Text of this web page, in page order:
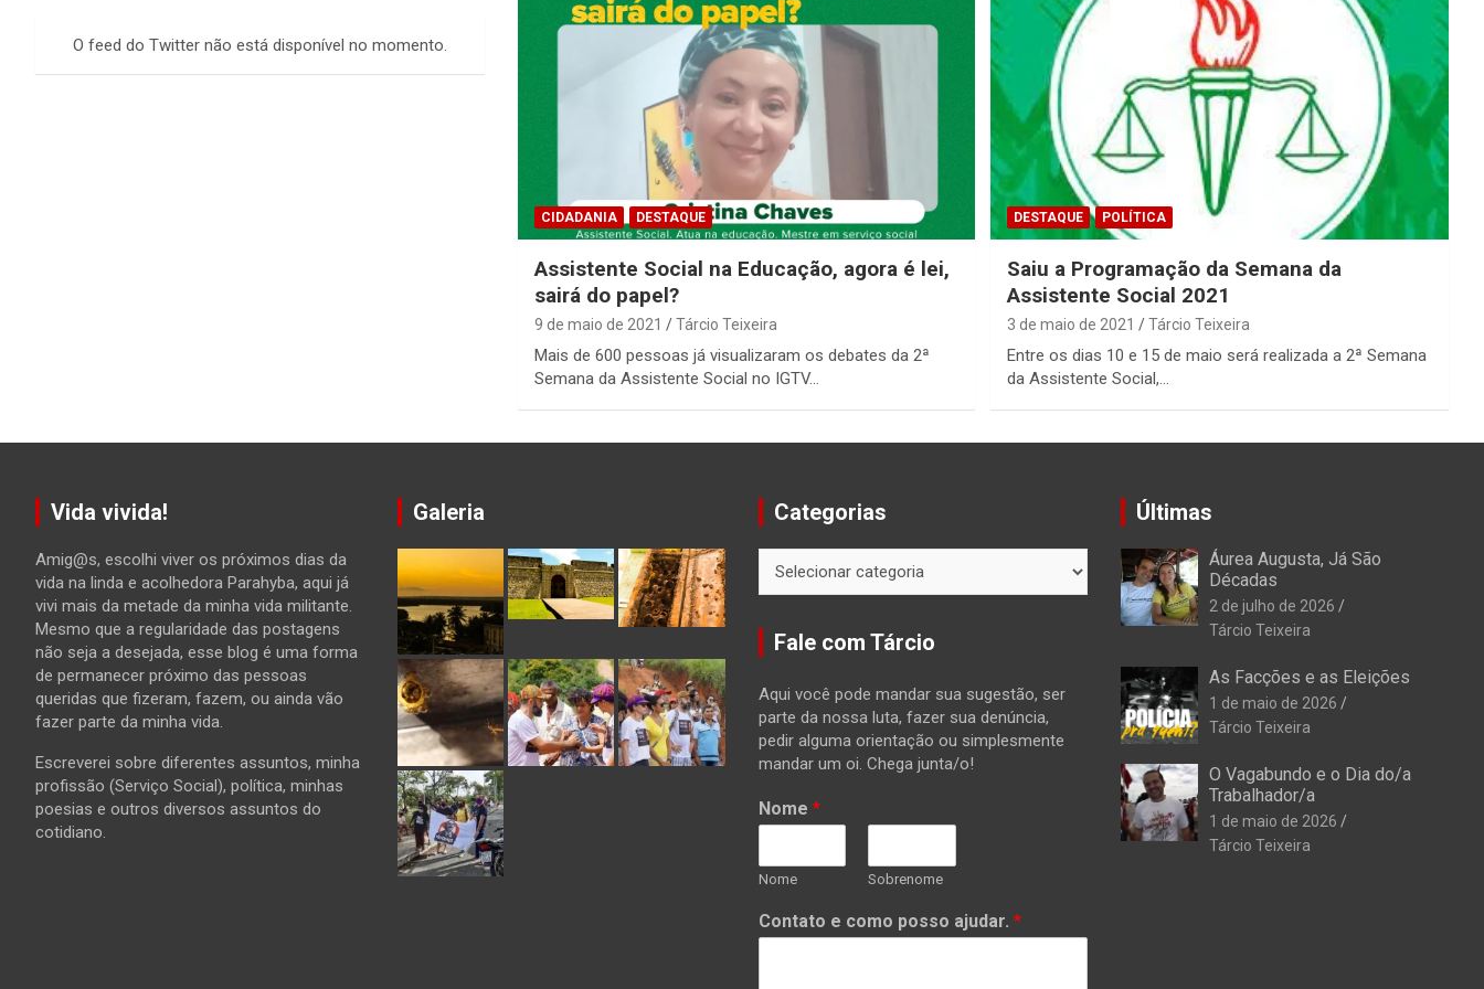
CIDADANIA DESTAQUE
Assistente Social na Educação, agora é lei,
sairá do papel?
9 de maio de 2021 Tárcio Teixeira
Mais de 600 pessoas já visualizaram os debates da 2ª
Semana da Assistente Social no IGTV…
DESTAQUE POLÍTICA
Saiu a Programação da Semana da
Assistente Social 2021
3 de maio de 2021 Tárcio Teixeira
Entre os dias 10 e 15 de maio será realizada a 2ª Semana
da Assistente Social,…
O feed do Twitter não está disponível no momento.
Vida vivida!
Amig@s, escolhi viver os próximos dias da
vida na linda e acolhedora Parahyba, aqui já
vivi mais da metade da minha vida militante.
Mesmo que a regularidade das postagens
não seja a desejada, esse blog é uma forma
de permanecer próximo das pessoas
queridas que fizeram, fazem, ou ainda vão
fazer parte da minha vida.
Escreverei sobre diferentes assuntos, minha
profissão (Serviço Social), política, minhas
poesias e outros diversos assuntos do
cotidiano.
Galeria Categorias
Fale com Tárcio
Aqui você pode mandar sua sugestão, ser
parte da nossa luta, fazer sua denúncia,
pedir alguma orientação ou simplesmente
mandar um oi. Chega junta/o!
Nome *
Nome Sobrenome
Contato e como posso ajudar. *
Últimas
Áurea Augusta, Já São
Décadas
2 de julho de 2026
Tárcio Teixeira
As Facções e as Eleições
1 de maio de 2026
Tárcio Teixeira
O Vagabundo e o Dia do/a
Trabalhador/a
1 de maio de 2026
Tárcio Teixeira